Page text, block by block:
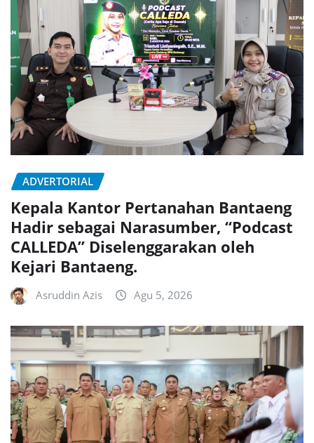
ADVERTORIAL
Kepala Kantor Pertanahan Bantaeng
Hadir sebagai Narasumber, “Podcast
CALLEDA” Diselenggarakan oleh
Kejari Bantaeng.
Asruddin Azis Agu 5, 2026